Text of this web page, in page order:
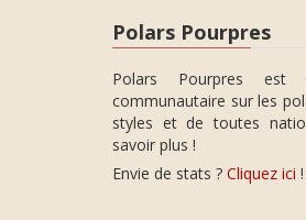
Polars Pourpres
Polars Pourpres
communautaire sur les
styles et de toutes
savoir plus !
Envie de stats ? Cliquez ici !